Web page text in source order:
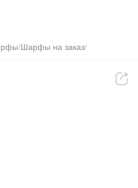
/Шарфы на заказ/